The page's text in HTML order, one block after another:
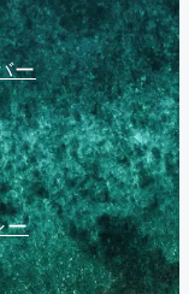
ー
ー